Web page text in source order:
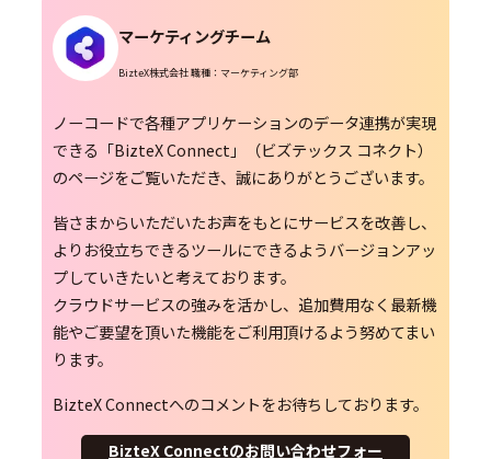
マーケティングチーム
BizteX株式会社 職種：マーケティング部
ノーコードで各種アプリケーションのデータ連携が実現
できる「BizteX Connect」（ビズテックス コネクト）
のページをご覧いただき、誠にありがとうございます。
皆さまからいただいたお声をもとにサービスを改善し、
よりお役立ちできるツールにできるようバージョンアッ
プしていきたいと考えております。
クラウドサービスの強みを活かし、追加費用なく最新機
能やご要望を頂いた機能をご利用頂けるよう努めてまい
ります。
BizteX Connectへのコメントをお待ちしております。
BizteX Connectのお問い合わせフォー